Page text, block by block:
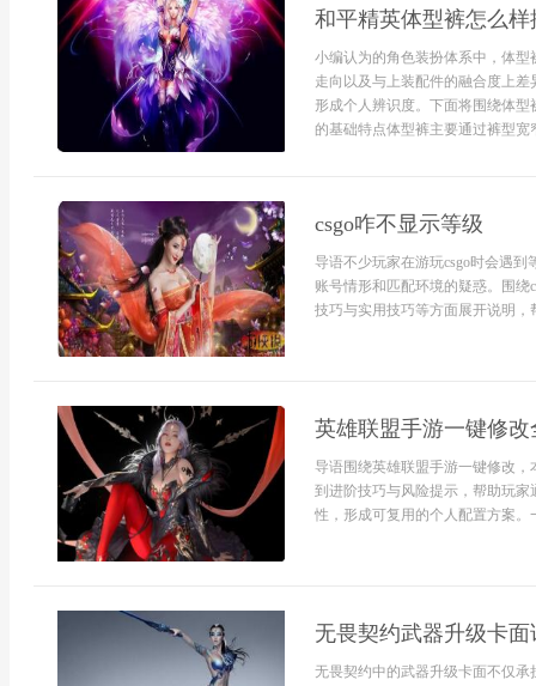
和平精英体型裤怎么样
小编认为的角色装扮体系中，体
走向以及与上装配件的融合度上
形成个人辨识度。下面将围绕体
的基础特点体型裤主要通过裤型宽
csgo咋不显示等级
导语不少玩家在游玩csgo时会遇
账号情形和匹配环境的疑惑。围
技巧与实用技巧等方面展开说明，
英雄联盟手游一键修
导语围绕英雄联盟手游一键修改
到进阶技巧与风险提示，帮助玩
性，形成可复用的个人配置方案
无畏契约武器升级卡
无畏契约中的武器升级卡面不仅